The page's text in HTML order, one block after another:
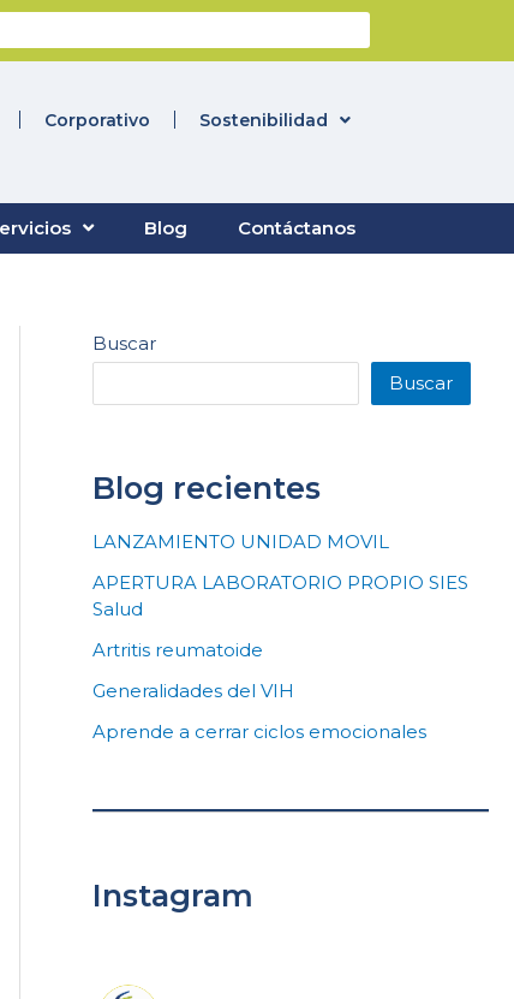
Corporativo Sostenibilidad
Blog Contáctanos
Buscar
Buscar
Blog recientes
LANZAMIENTO UNIDAD MOVIL
APERTURA LABORATORIO PROPIO SIES
Salud
Artritis reumatoide
Generalidades del VIH
Aprende a cerrar ciclos emocionales
Instagram